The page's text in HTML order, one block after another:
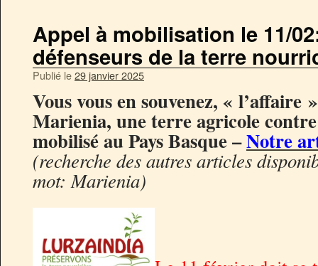
Appel à mobilisation le 11/
défenseurs de la terre
Publié le29 janvier 2025
Vous vous en souvenez, « l’affaire
Marienia, une terre agricole
mobilisé au Pays Basque –Notre
(recherche des autres articles
mot: Marienia)